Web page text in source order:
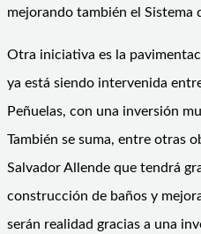
mejorando también el Sistema
Otra iniciativa es la
ya está siendo intervenida
Peñuelas, con una inversión
También se suma, entre otras
Salvador Allende que tendrá
construcción de baños y
serán realidad gracias a una